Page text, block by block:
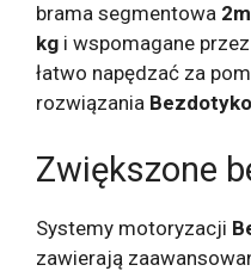
brama segmentowa
kg i wspomagane
łatwo napędzać za
rozwiązania
Zwiększone
Systemy motoryzacji
zawierają